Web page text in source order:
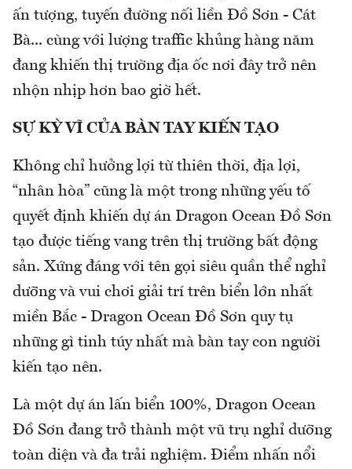
ấn tượng, tuyến đường nối liền Đồ Sơn - Cát
Bà... cùng với lượng traffic khủng hàng năm
đang khiến thị trường địa ốc nơi đây trở nên
nhộn nhịp hơn bao giờ hết.
SỰ KỲ VĨ CỦA BÀN TAY KIẾN TẠO
Không chỉ hưởng lợi từ thiên thời, địa lợi,
“nhân hòa” cũng là một trong những yếu tố
quyết định khiến dự án Dragon Ocean Đồ Sơn
tạo được tiếng vang trên thị trường bất động
sản. Xứng đáng với tên gọi siêu quần thể nghỉ
dưỡng và vui chơi giải trí trên biển lớn nhất
miền Bắc - Dragon Ocean Đồ Sơn quy tụ
những gì tinh túy nhất mà bàn tay con người
kiến tạo nên.
Là một dự án lấn biển 100%, Dragon Ocean
Đồ Sơn đang trở thành một vũ trụ nghỉ dưỡng
toàn diện và đa trải nghiệm. Điểm nhấn nổi